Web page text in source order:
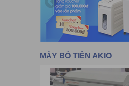
MÁY BÓ TIỀN AKIO